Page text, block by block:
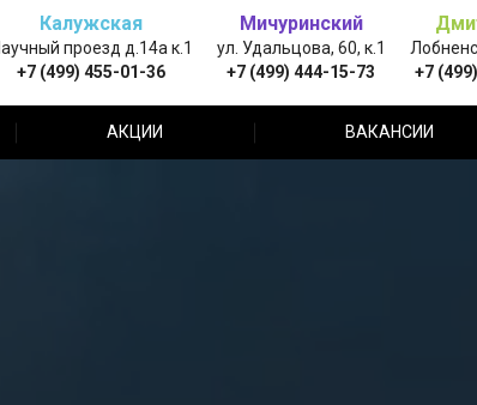
Калужская
проезд д.14а к.1
+7 (499) 455-01-36
Мичуринский
ул. Удальцова, 60, к.1
+7 (499) 444-15-73
+7
АКЦИИ ВАКАНСИИ